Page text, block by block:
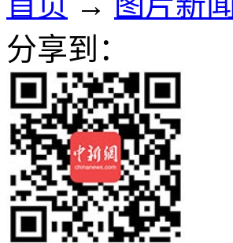
分享到：